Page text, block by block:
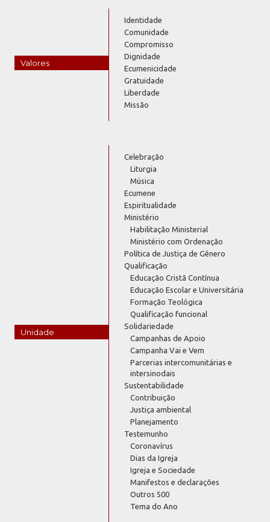
Valores
Identidade
Comunidade
Compromisso
Dignidade
Ecumenicidade
Gratuidade
Liberdade
Missão
Unidade
Celebração
Liturgia
Música
Ecumene
Espiritualidade
Ministério
Habilitação Ministerial
Ministério com Ordenação
Política de Justiça de Gênero
Qualificação
Educação Cristã Contínua
Educação Escolar e Universitária
Formação Teológica
Qualificação funcional
Solidariedade
Campanhas de Apoio
Campanha Vai e Vem
Parcerias intercomunitárias e
intersinodais
Sustentabilidade
Contribuição
Justiça ambiental
Planejamento
Testemunho
Coronavírus
Dias da Igreja
Igreja e Sociedade
Manifestos e declarações
Outros 500
Tema do Ano